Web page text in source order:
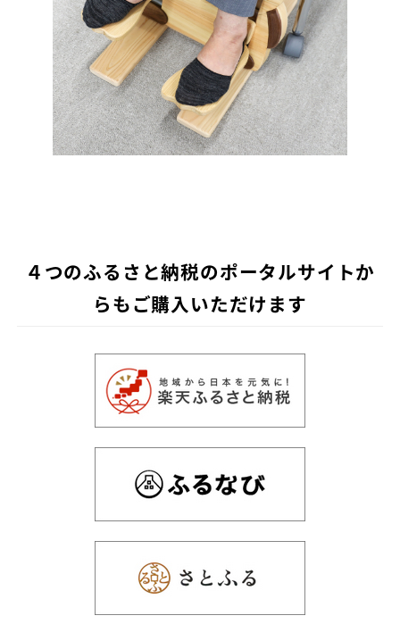
４つのふるさと納税のポータルサイトか
らもご購入いただけます